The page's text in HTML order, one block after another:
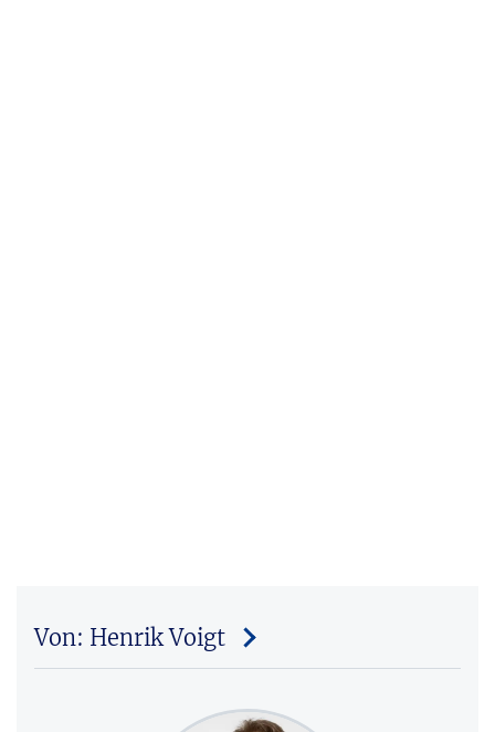
Von: Henrik Voigt